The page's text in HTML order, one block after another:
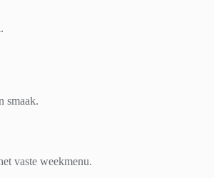
smaak.
vaste weekmenu.